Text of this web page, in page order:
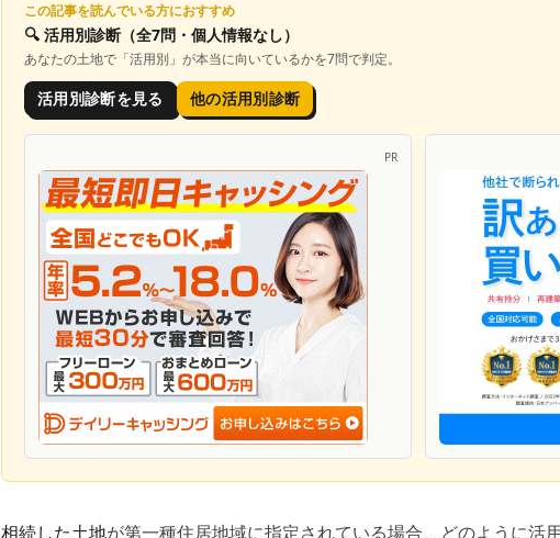
この記事を読んでいる方におすすめ
🔍 活用別診断 （全7問・個人情報なし）
あなたの土地で「活用別 」が本当に向いているかを7問で判定。
活用別診断を見る 他の活用別診断
PR
相続した土地が第一種住居地域に指定されている場合、どのように活